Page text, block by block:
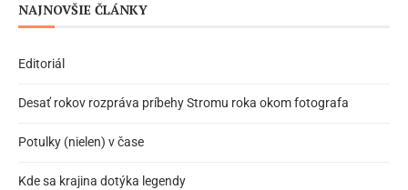
NAJNOVŠIE ČLÁNKY
Editoriál
Desať rokov rozpráva príbehy Stromu roka okom fotografa
Potulky (nielen) v čase
Kde sa krajina dotýka legendy